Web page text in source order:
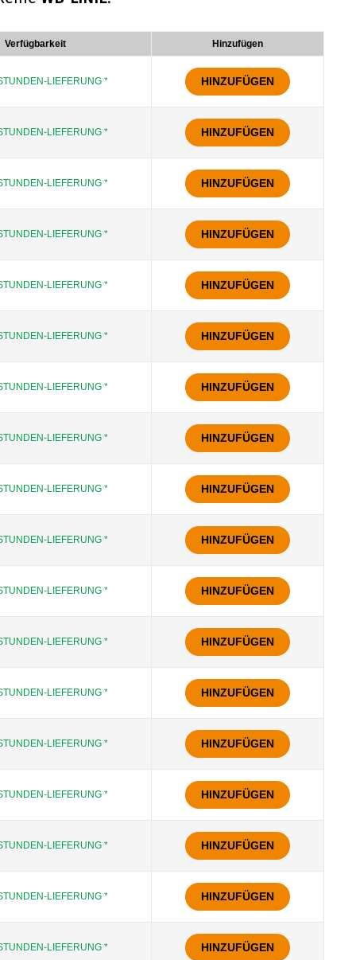
Verfügbarkeit Hinzufügen
LIEFERUNG * HINZUFÜGEN
LIEFERUNG * HINZUFÜGEN
LIEFERUNG * HINZUFÜGEN
LIEFERUNG * HINZUFÜGEN
LIEFERUNG * HINZUFÜGEN
LIEFERUNG * HINZUFÜGEN
LIEFERUNG * HINZUFÜGEN
LIEFERUNG * HINZUFÜGEN
LIEFERUNG * HINZUFÜGEN
LIEFERUNG * HINZUFÜGEN
LIEFERUNG * HINZUFÜGEN
LIEFERUNG * HINZUFÜGEN
LIEFERUNG * HINZUFÜGEN
LIEFERUNG * HINZUFÜGEN
LIEFERUNG * HINZUFÜGEN
LIEFERUNG * HINZUFÜGEN
LIEFERUNG * HINZUFÜGEN
LIEFERUNG * HINZUFÜGEN